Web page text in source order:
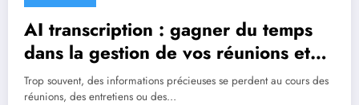
AI transcription : gagner du temps
dans la gestion de vos réunions et
interviews
Trop souvent, des informations précieuses se perdent au cours des
réunions, des entretiens ou des…